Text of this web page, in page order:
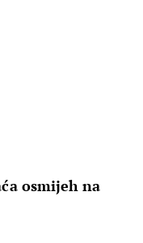
osmijeh na